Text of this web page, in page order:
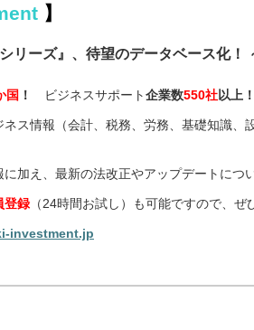
】
シリーズ』、待望のデータベース化！
国 ！ ビジネスサポート企業数550社以上
ス情報（会計、税務、労務、基礎知識、
加え、最新の法改正やアップデートにつ
登録 （24時間お試し）も可能ですので、ぜ
investment.jp